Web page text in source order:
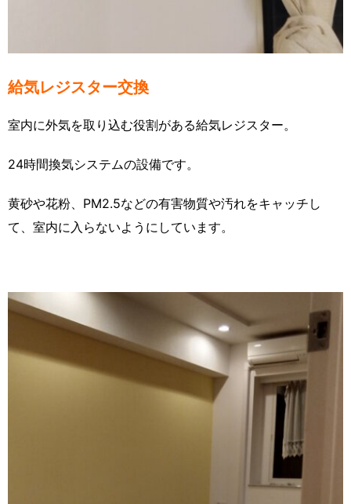
給気レジスター交換
室内に外気を取り込む役割がある給気レジスター。
24時間換気システムの設備です。
黄砂や花粉、PM2.5などの有害物質や汚れをキャッチし
て、室内に入らないようにしています。